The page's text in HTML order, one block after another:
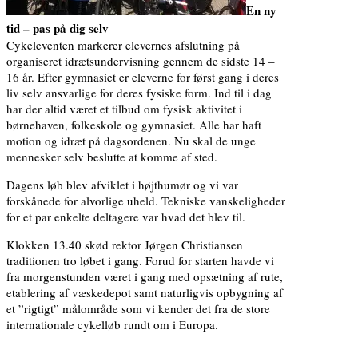
En ny
tid – pas på dig selv
Cykeleventen markerer elevernes afslutning på
organiseret idrætsundervisning gennem de sidste 14 –
16 år. Efter gymnasiet er eleverne for først gang i deres
liv selv ansvarlige for deres fysiske form. Ind til i dag
har der altid været et tilbud om fysisk aktivitet i
børnehaven, folkeskole og gymnasiet. Alle har haft
motion og idræt på dagsordenen. Nu skal de unge
mennesker selv beslutte at komme af sted.
Dagens løb blev afviklet i højthumør og vi var
forskånede for alvorlige uheld. Tekniske vanskeligheder
for et par enkelte deltagere var hvad det blev til.
Klokken 13.40 skød rektor Jørgen Christiansen
traditionen tro løbet i gang. Forud for starten havde vi
fra morgenstunden været i gang med opsætning af rute,
etablering af væskedepot samt naturligvis opbygning af
et ”rigtigt” målområde som vi kender det fra de store
internationale cykelløb rundt om i Europa.